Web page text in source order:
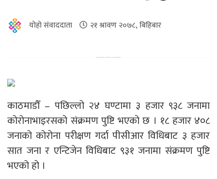
योहो संवाददाता २१ श्रावण २०७८, बिहिबार
काठमाडौँ – पछिल्लो २४ घण्टामा ३ हजार ९३८ जनामा
कोरोनाभाइरसको संक्रमण पुष्टि भएको छ । १८ हजार ४०८
जनाको कोरोना परीक्षण गर्दा पीसीआर विधिबाट ३ हजार
सात जना र एन्टिजेन विधिबाट ९३१ जनामा संक्रमण पुष्टि
भएको हो ।